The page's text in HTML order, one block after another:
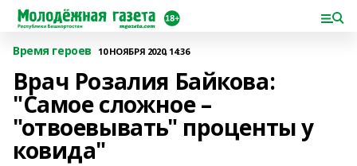
Время героев 10 НОЯБРЯ 2020, 14:36
Врач Розалия Байкова:
"Самое сложное –
"отвоевывать" проценты у
ковида"